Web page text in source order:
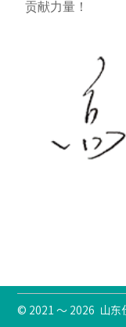
贡献力量！
© 2021 ～ 2026 山东